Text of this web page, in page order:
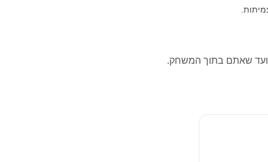
שאתם בתוך המשחק.